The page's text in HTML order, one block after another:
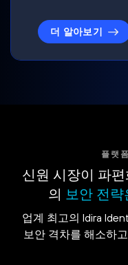
더 알아보기
플랫
신원 시장이 파
의 보안 전
업계 최고의 Idira
보안 격차를 해소하